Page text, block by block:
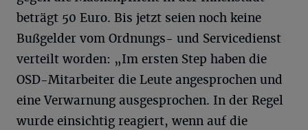
beträgt 50 Euro. Bis jetzt seien noch keine
Bußgelder vom Ordnungs- und Servicedienst
verteilt worden: „Im ersten Step haben die
OSD-Mitarbeiter die Leute angesprochen und
eine Verwarnung ausgesprochen. In der Regel
wurde einsichtig reagiert, wenn auf die